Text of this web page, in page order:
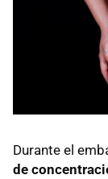
Durante el
de